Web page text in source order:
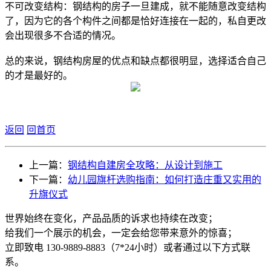
不可改变结构：钢结构的房子一旦建成，就不能随意改变结构
了，因为它的各个构件之间都是恰好连接在一起的，私自更改
会出现很多不合适的情况。
总的来说，钢结构房屋的优点和缺点都很明显，选择适合自己
的才是最好的。
返回 回首页
上一篇： 钢结构自建房全攻略：从设计到施工
下一篇： 幼儿园旗杆选购指南：如何打造庄重又实用的
升旗仪式
世界始终在变化，产品品质的诉求也持续在改变；
给我们一个展示的机会，一定会给您带来意外的惊喜；
立即致电 130-9889-8883（7*24小时）或者通过以下方式联
系。